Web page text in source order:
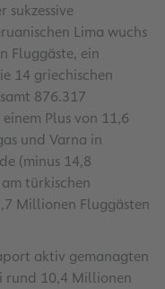
Lima wuchs
Fluggäste, ein
14 griechischen
876.317
Plus von 11,6
und Varna in
(minus 14,8
türkischen
Millionen Fluggästen
aktiv gemanagten
rund 10,4 Millionen